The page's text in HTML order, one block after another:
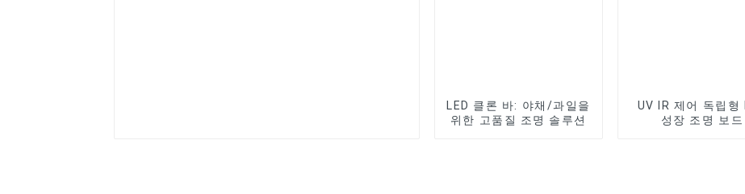
LED 클론 바: 야채/과일을
위한 고품질 조명 솔루션
UV IR 제어 독립형
성장 조명 보드